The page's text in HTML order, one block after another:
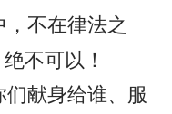
不在律法之
不可以！
献身给谁、服